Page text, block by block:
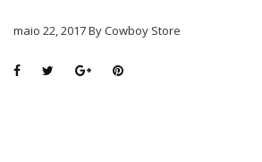
maio 22, 2017 By Cowboy Store